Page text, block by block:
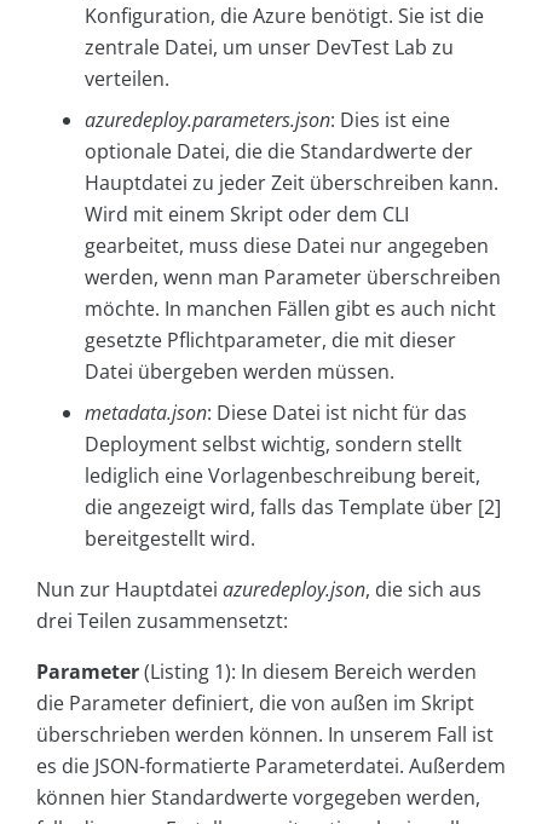
Konfiguration, die Azure benötigt. Sie ist die
zentrale Datei, um unser DevTest Lab zu
verteilen.
azuredeploy.parameters.json: Dies ist eine
optionale Datei, die die Standardwerte der
Hauptdatei zu jeder Zeit überschreiben kann.
Wird mit einem Skript oder dem CLI
gearbeitet, muss diese Datei nur angegeben
werden, wenn man Parameter überschreiben
möchte. In manchen Fällen gibt es auch nicht
gesetzte Pflichtparameter, die mit dieser
Datei übergeben werden müssen.
metadata.json: Diese Datei ist nicht für das
Deployment selbst wichtig, sondern stellt
lediglich eine Vorlagenbeschreibung bereit,
die angezeigt wird, falls das Template über [2]
bereitgestellt wird.
Nun zur Hauptdatei azuredeploy.json, die sich aus
drei Teilen zusammensetzt:
Parameter(Listing 1): In diesem Bereich werden
die Parameter definiert, die von außen im Skript
überschrieben werden können. In unserem Fall ist
es die JSON-formatierte Parameterdatei. Außerdem
können hier Standardwerte vorgegeben werden,